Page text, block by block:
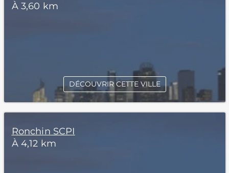
À 3,60 km
DÉCOUVRIR CETTE VILLE
Ronchin SCPI
À 4,12 km